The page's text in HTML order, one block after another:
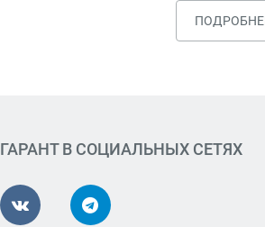
ГАРАНТ В СОЦИАЛЬНЫХ СЕТЯХ